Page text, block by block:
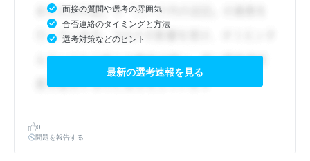
面接の質問や選考の雰囲気
合否連絡のタイミングと方法
選考対策などのヒント
最新の選考速報を見る
0
問題を報告する